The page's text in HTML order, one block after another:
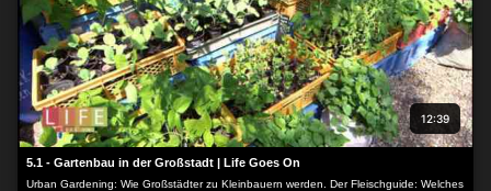
12:39
5.1 - Gartenbau in der Großstadt | Life Goes On
Urban Gardening: Wie Großstädter zu Kleinbauern werden. Der Fleischguide: Welches